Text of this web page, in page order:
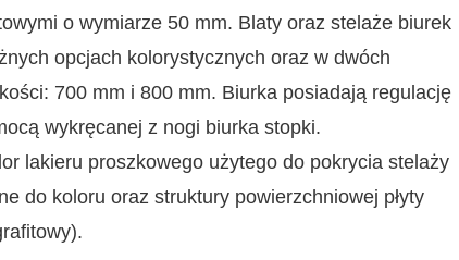
o wymiarze 50 mm. Blaty oraz stelaże biurek
opcjach kolorystycznych oraz w dwóch
700 mm i 800 mm. Biurka posiadają regulację
wykręcanej z nogi biurka stopki.
lakieru proszkowego użytego do pokrycia stelaży
do koloru oraz struktury powierzchniowej płyty